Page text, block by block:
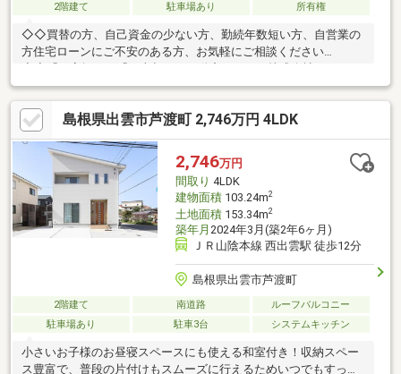
2階建て 駐車場あり 所有権
◇◇買替の方、自己資金の少ない方、勤続年数短い方、自営業の
方住宅ローンにご不安のある方、お気軽にご相談ください
せ下さい！TEL:0852-67-1790Mail:info@f-systm.co.jp
島根県出雲市芦渡町 2,746万円 4LDK
2,746万円
間取り 4LDK
建物面積103.24m2
土地面積153.34m2
築年月 2024年3月(築2年6ヶ月)
ＪＲ山陰本線 西出雲駅 徒歩12分
島根県出雲市芦渡町
2階建て 南道路
ルーフバルコニー
駐車場あり
駐車3台 システムキッチン
小さいお子様のお昼寝スペースにも使える和室付き！収納スペー
ス豊富で、普段の片付けもスムーズに行えるためいつでもすっき